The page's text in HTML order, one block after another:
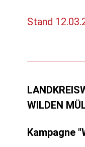
Stand
WILDEN
Kampagne